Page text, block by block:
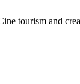
tourism and